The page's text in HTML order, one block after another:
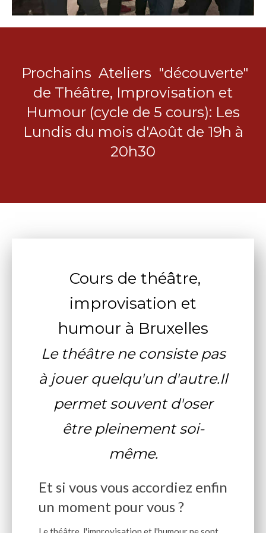
Prochains Ateliers "découverte"
de Théâtre, Improvisation et
Humour (cycle de 5 cours): Les
Lundis du mois d'Août de 19h à
20h30
Cours de théâtre,
improvisation et
humour à Bruxelles
Le théâtre ne consiste pas
à jouer quelqu'un d'autre.Il
permet souvent d'oser
être pleinement soi-
même.
Et si vous vous accordiez enfin
un moment pour vous ?